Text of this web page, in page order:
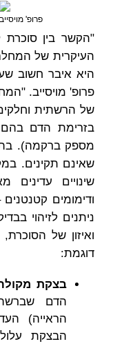
פרופ'
"הקשר בין סוכרת
העיקרית של
היא איבר חשוב
פרופ' מויסייב.
של הרשתית
בזרימת הדם
מספק ברקמה).
שאינם תקינים.
שינויים
ודימומים
ניתנים לזיהוי
ואיזון של
דוגמת:
בצקת
הדם
הראייה)
הבצקת